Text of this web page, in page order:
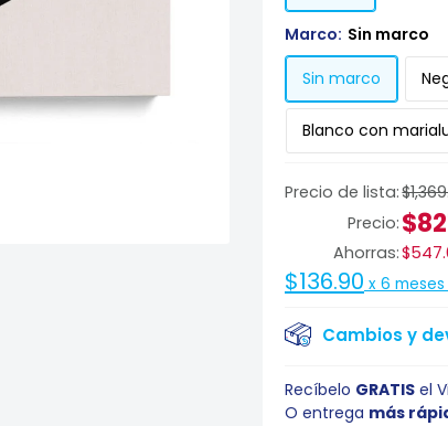
Precio de lista:
Precio:
Ahorras:
$136.90 x 6
Cambios y
Marco: Sin marco
Sin marco
Blanco con
Recíbelo GRATIS el
O entrega más